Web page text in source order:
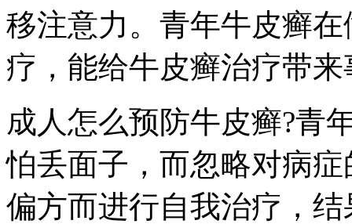
移注意力。青年牛皮癣
疗，能给牛皮癣治疗带
成人怎么预防牛皮癣?青
怕丢面子，而忽略对病
偏方而进行自我治疗，